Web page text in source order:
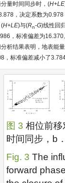
量时间同步时，(H+LE
，决定系数为
(H+LE)与(Rn-G)线性回
，标准偏差为16.370
分析结果表明，地表能
，标准偏差减小了
图 3 相位前
时间同步，b
Fig. 3 The
forward